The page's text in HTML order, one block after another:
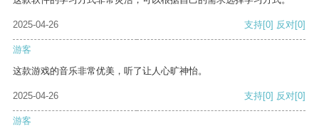
2025-04-26 支持[0] 反对[0]
游客
这款游戏的音乐非常优美，听了让人心旷神怡。
2025-04-26 支持[0] 反对[0]
游客